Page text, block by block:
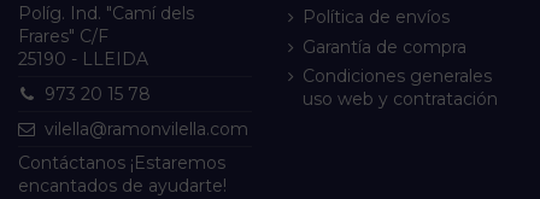
Políg. Ind. "Camí dels
Frares" C/F
25190 - LLEIDA
973 20 15 78
vilella@ramonvilella.com
Contáctanos ¡Estaremos
encantados de ayudarte!
Política de envíos
Garantía de compra
Condiciones generales
uso web y contratación